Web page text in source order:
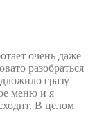
очень даже
разобраться
сразу
меню и я
В целом